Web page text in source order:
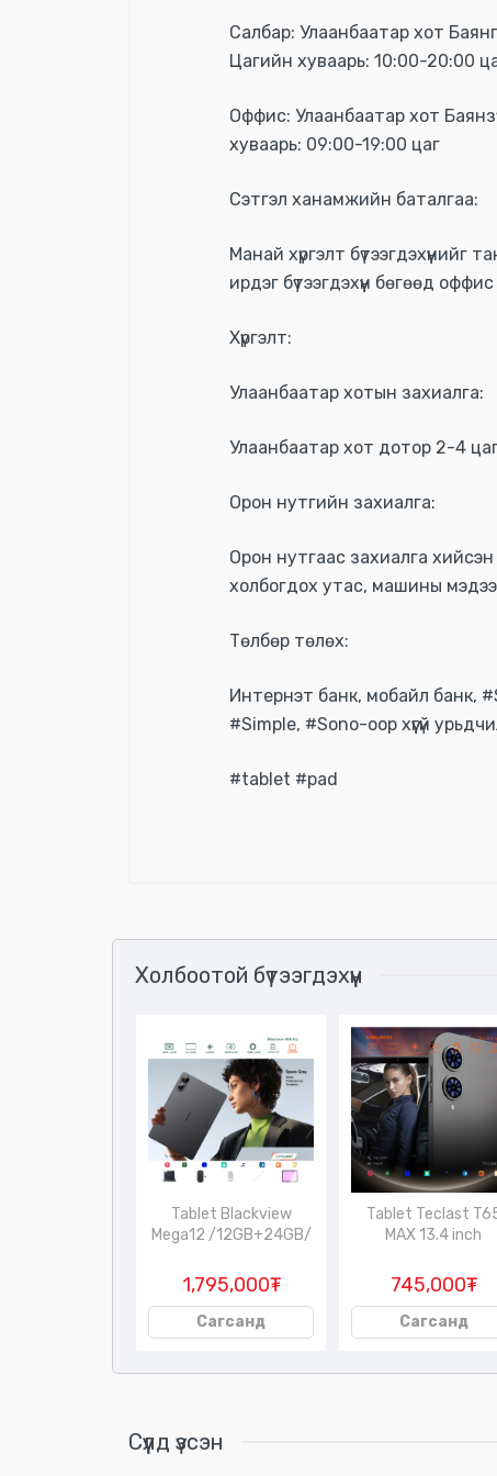
Салбар: Улаанбаатар хот
Цагийн хуваарь: 10:00-20:00
Оффис: Улаанбаатар хот
хуваарь: 09:00-19:00 цаг
Сэтгэл ханамжийн баталгаа:
Манай хүргэлт
ирдэг бүтээгдэхүүн бөгөөд
Хүргэлт:
Улаанбаатар хотын захиалга:
Улаанбаатар хот дотор 2-4
Орон нутгийн захиалга:
Орон нутгаас захиалга
холбогдох утас, машины
Төлбөр төлөх:
Интернэт банк, мобайл банк,
#Simple, #Sono-оор хүүгүй
#tablet #pad
Холбоотой бүтээгдэхүүн
Tablet Blackview
Mega12 /12GB+24GB/
1,795,000₮
Сагсанд
Tablet Teclast
MAX 13.4 inch
745,000₮
Сагсанд
Сүүлд үзсэн